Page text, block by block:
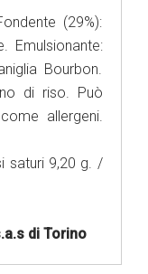
(29%):
Emulsionante:
Bourbon.
di riso. Può
allergeni.
saturi 9,20 g. /
di Torino